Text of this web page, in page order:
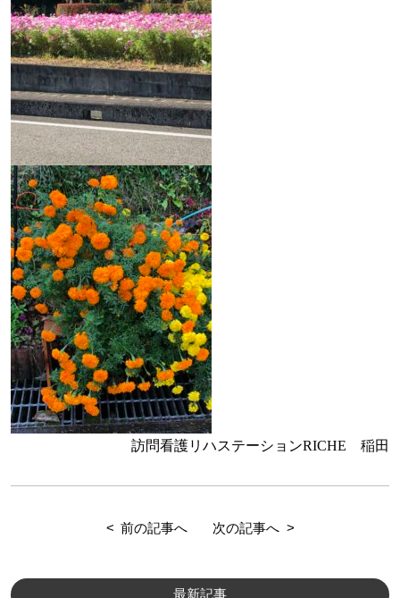
訪問看護リハステーションRICHE 稲田
前の記事へ 次の記事へ
最新記事